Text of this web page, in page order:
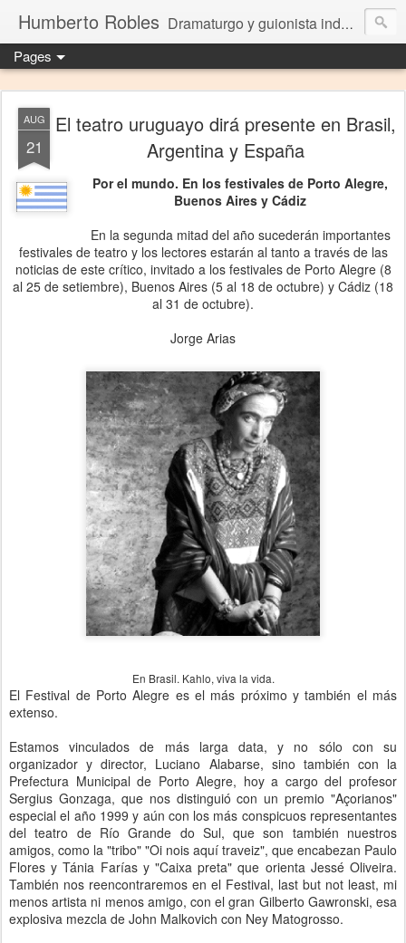
Humberto Robles Dramaturgo y guionista independiente
Pages
AUG
21
El teatro uruguayo dirá presente en Brasil,
Argentina y España
Por el mundo. En los festivales de Porto Alegre,
Buenos Aires y Cádiz
En la segunda mitad del año sucederán importantes
festivales de teatro y los lectores estarán al tanto a través de las
noticias de este crítico, invitado a los festivales de Porto Alegre (8
al 25 de setiembre), Buenos Aires (5 al 18 de octubre) y Cádiz (18
al 31 de octubre).
Jorge Arias
En Brasil. Kahlo, viva la vida.
El Festival de Porto Alegre es el más próximo y también el más
extenso.
Estamos vinculados de más larga data, y no sólo con su
organizador y director, Luciano Alabarse, sino también con la
Prefectura Municipal de Porto Alegre, hoy a cargo del profesor
Sergius Gonzaga, que nos distinguió con un premio "Açorianos"
especial el año 1999 y aún con los más conspicuos representantes
del teatro de Río Grande do Sul, que son también nuestros
amigos, como la "tribo" "Oi nois aquí traveiz", que encabezan Paulo
Flores y Tánia Farías y "Caixa preta" que orienta Jessé Oliveira.
También nos reencontraremos en el Festival, last but not least, mi
menos artista ni menos amigo, con el gran Gilberto Gawronski, esa
explosiva mezcla de John Malkovich con Ney Matogrosso.